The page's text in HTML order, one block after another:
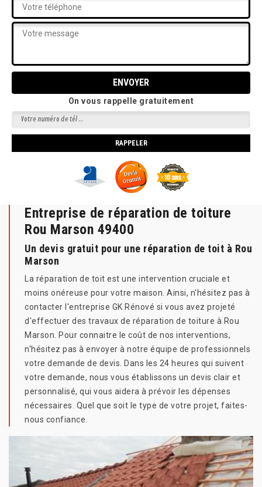
On vous rappelle gratuitement
Entreprise de réparation de toiture
Rou Marson 49400
Un devis gratuit pour une réparation de toit à Rou
Marson
La réparation de toit est une intervention cruciale et
moins onéreuse pour votre maison. Ainsi, n'hésitez pas à
contacter l'entreprise GK Rénové si vous avez projeté
d'effectuer des travaux de réparation de toiture à Rou
Marson. Pour connaitre le coût de nos interventions,
n'hésitez pas à envoyer à notre équipe de professionnels
votre demande de devis. Dans les 24 heures qui suivent
votre demande, nous vous établissons un devis clair et
personnalisé, qui vous aidera à prévoir les dépenses
nécessaires. Quel que soit le type de votre projet, faites-
nous confiance.